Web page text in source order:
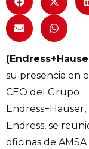
Columnas de
Designaciones
Calendario de
Revistas Digital
Siguenos
su presencia en
CEO del Grupo
Endress+Hauser,
Endress, se
oficinas de